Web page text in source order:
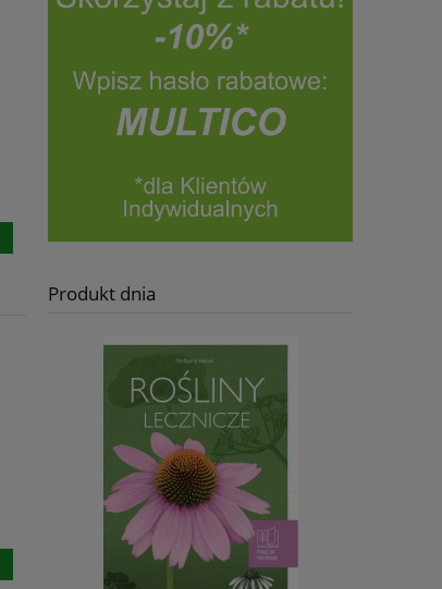
Produkt dnia